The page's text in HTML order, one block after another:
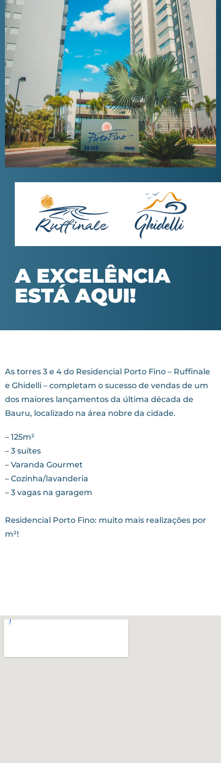
A EXCELÊNCIA
ESTÁ AQUI!
As torres 3 e 4 do Residencial Porto Fino – Ruffinale
e Ghidelli – completam o sucesso de vendas de um
dos maiores lançamentos da última década de
Bauru, localizado na área nobre da cidade.
– 125m²
– 3 suítes
– Varanda Gourmet
– Cozinha/lavanderia
– 3 vagas na garagem
Residencial Porto Fino: muito mais realizações por
m²!